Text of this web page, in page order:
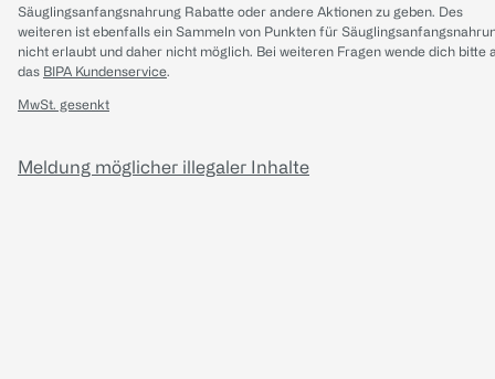
Säuglingsanfangsnahrung Rabatte oder andere Aktionen zu geben. Des
weiteren ist ebenfalls ein Sammeln von Punkten für
nicht erlaubt und daher nicht möglich. Bei weiteren Fragen wende dich bitte
das BIPA Kundenservice.
MwSt. gesenkt
Meldung möglicher illegaler Inhalte